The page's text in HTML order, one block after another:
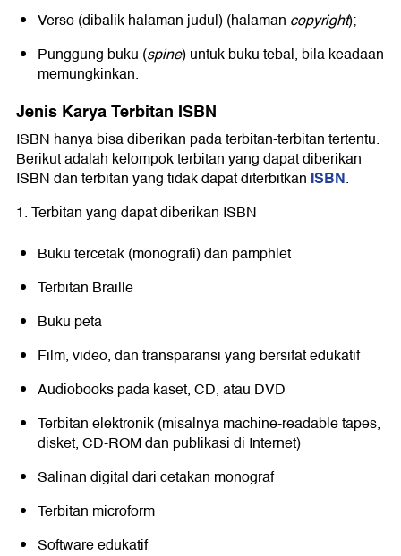
Verso (dibalik halaman judul) (halaman copyright);
Punggung buku (spine) untuk buku tebal, bila keadaan
memungkinkan.
Jenis Karya Terbitan ISBN
ISBN hanya bisa diberikan pada terbitan-terbitan tertentu.
Berikut adalah kelompok terbitan yang dapat diberikan
ISBN dan terbitan yang tidak dapat diterbitkan ISBN.
1. Terbitan yang dapat diberikan ISBN
Buku tercetak (monografi) dan pamphlet
Terbitan Braille
Buku peta
Film, video, dan transparansi yang bersifat edukatif
Audiobooks pada kaset, CD, atau DVD
Terbitan elektronik (misalnya machine-readable tapes,
disket, CD-ROM dan publikasi di Internet)
Salinan digital dari cetakan monograf
Terbitan microform
Software edukatif